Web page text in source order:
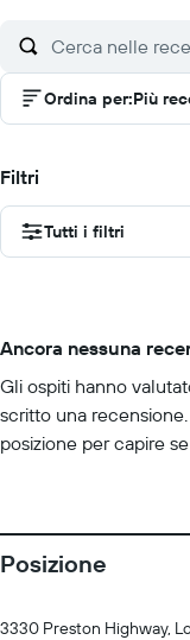
Ordina per:Più
Filtri
Tutti i filtri
Ancora nessuna
Gli ospiti hanno
scritto una
posizione per capire
Posizione
3330 Preston Highway,